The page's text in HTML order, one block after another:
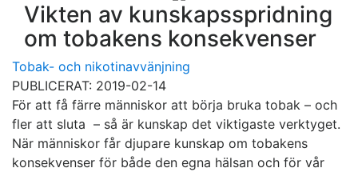
Vikten av kunskapsspridning
om tobakens konsekvenser
Tobak- och nikotinavvänjning
PUBLICERAT: 2019-02-14
För att få färre människor att börja bruka tobak – och
fler att sluta – så är kunskap det viktigaste verktyget.
När människor får djupare kunskap om tobakens
konsekvenser för både den egna hälsan och för vår